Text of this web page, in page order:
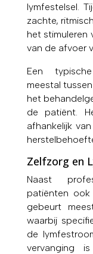
lymfestelsel.
zachte,
het stimuleren
van de afvoer
Een
meestal
het
de patiënt.
afhankelijk
Zelfzorg en
Naast
patiënten
gebeurt
waarbij
de
vervanging